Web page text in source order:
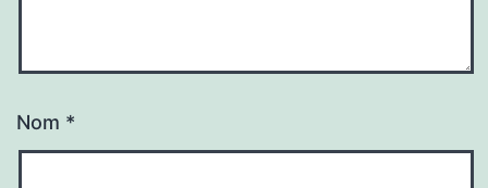
Nom *